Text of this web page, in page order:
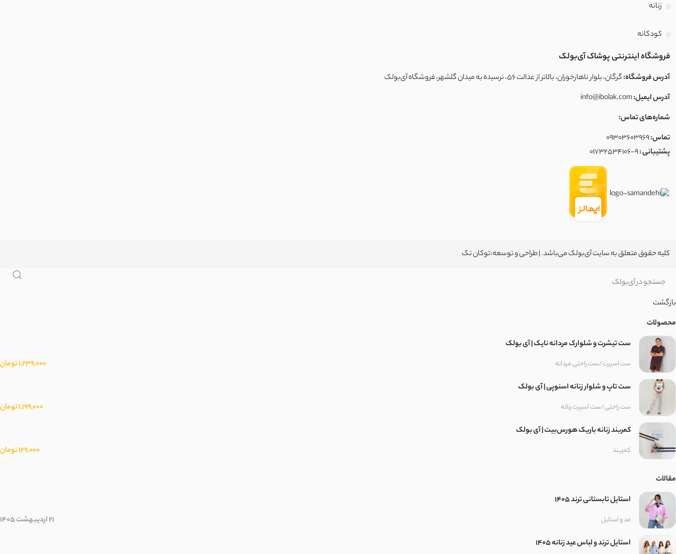
زنانه
کودکانه
فروشگاه اینترنتی پوشاک آی‌بولک
آدرس فروشگاه:گرگان، بلوار ناهارخوران، بالاتر از عدالت ۵۶، نرسیده به میدان گلشهر، فروشگاه آی‌بولک
آدرس ایمیل:info@ibolak.com
شماره‌های تماس:
تماس:09303603969
پشتیبانی :01732534106-9
کلیه حقوق متعلق به سایت آی‌بولک می‌باشد. | طراحی و توسعه:توکان تک
بازگشت
محصولات
ست تیشرت و شلوارک مردانه نایک | آی بولک
ست اسپرت/ست راحتی مردانه
1,239,000 تومان
ست تاپ و شلوار زنانه اسنوپی | آی بولک
ست راحتی/ست اسپرت زنانه
1,199,000 تومان
کمربند زنانه باریک هورس‌بیت | آی بولک
کمربند 129,000 تومان
مقالات
استایل تابستانی ترند ۱۴۰۵
مد و استایل
21 اردیبهشت 1405
استایل ترند و لباس عید زنانه 1405